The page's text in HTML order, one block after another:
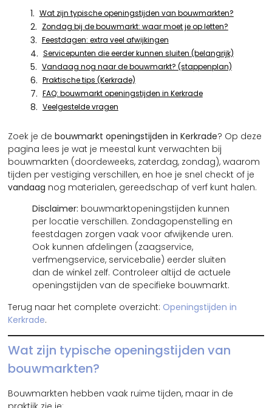
Zoek je debouwmarkt openingstijden in Kerkrade? Op deze
pagina lees je wat je meestal kunt verwachten bij
bouwmarkten (doordeweeks, zaterdag, zondag), waarom
tijden per vestiging verschillen, en hoe je snel checkt of je
vandaag nog materialen, gereedschap of verf kunt halen.
Disclaimer: bouwmarktopeningstijden kunnen
per locatie verschillen. Zondagopenstelling en
feestdagen zorgen vaak voor afwijkende uren.
Ook kunnen afdelingen (zaagservice,
verfmengservice, servicebalie) eerder sluiten
dan de winkel zelf. Controleer altijd de actuele
openingstijden van de specifieke bouwmarkt.
Terug naar het complete overzicht: Openingstijden in
Kerkrade.
Wat zijn typische openingstijden van
bouwmarkten?
Bouwmarkten hebben vaak ruime tijden, maar in de
Wat zijn typische openingstijden van bouwmarkten?
Zondag bij de bouwmarkt: waar moet je op letten?
Feestdagen: extra veel afwijkingen
Servicepunten die eerder kunnen sluiten (belangrijk)
Vandaag nog naar de bouwmarkt? (stappenplan)
Praktische tips (Kerkrade)
FAQ: bouwmarkt openingstijden in Kerkrade
Veelgestelde vragen